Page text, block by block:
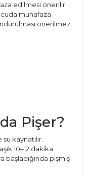
edilmesi önerilir.
muhafaza
önerilmez.
Pişer?
kaynatılır.
10–12 dakika
başladığında pişmiş